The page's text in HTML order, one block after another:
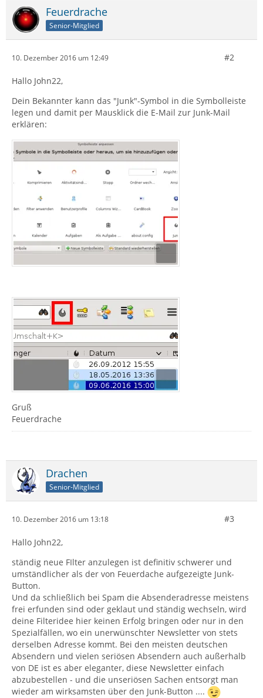
Feuerdrache
Senior-Mitglied
10. Dezember 2016 um 12:49 #2
Hallo John22,
Dein Bekannter kann das "Junk"-Symbol in die Symbolleiste
legen und damit per Mausklick die E-Mail zur Junk-Mail
erklären:
Gruß
Feuerdrache
Drachen
Senior-Mitglied
10. Dezember 2016 um 13:18 #3
Hallo John22,
ständig neue FIlter anzulegen ist definitiv schwerer und
umständlicher als der von Feuerdache aufgezeigte Junk-
Button.
Und da schließlich bei Spam die Absenderadresse meistens
frei erfunden sind oder geklaut und ständig wechseln, wird
deine Filteridee hier keinen Erfolg bringen oder nur in den
Spezialfällen, wo ein unerwünschter Newsletter von stets
derselben Adresse kommt. Bei den meisten deutschen
Absendern und vielen seriösen Absendern auch außerhalb
von DE ist es aber eleganter, diese Newsletter einfach
abzubestellen - und die unseriösen Sachen entsorgt man
wieder am wirksamsten über den Junk-Button ....